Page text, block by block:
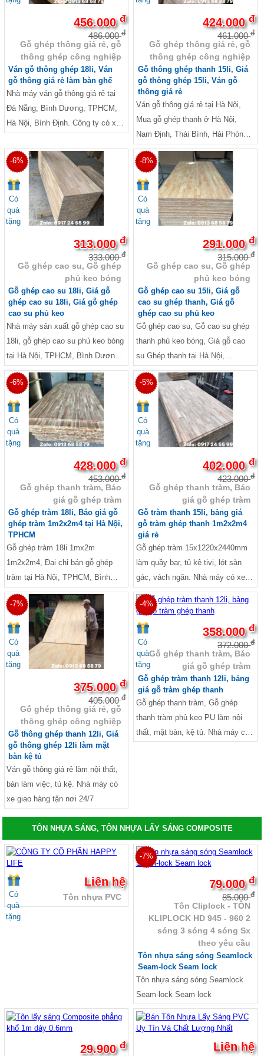
456.000đ
486.000đ
Gỗ ghép thông giá rẻ, gỗ
thông ghép công nghiệp
Ván gỗ thông ghép 18li, Ván
gỗ thông giá rẻ làm bàn ghế
Nhà máy ván gỗ thông giá rẻ tại
Đà Nẵng, Bình Dương, TPHCM,
Hà Nội, Bình Định. Công ty có xe
CSKH 24/7
424.000đ
461.000đ
Gỗ ghép thông giá rẻ, gỗ
thông ghép công nghiệp
Gỗ thông ghép thanh 15li, Giá
gỗ thông ghép 15li, Ván gỗ
thông giá rẻ
Ván gỗ thông giá rẻ tại Hà Nội,
Mua gỗ ghép thanh ở Hà Nội,
Nam Định, Thái Bình, Hải Phòng,
Quảng Ninh, TPHCM, Bình
Dương, Đà Nẵng,...
-6%
Có
quà
tặng
313.000đ
333.000đ
Gỗ ghép cao su, Gỗ ghép
phủ keo bóng
Gỗ ghép cao su 18li, Giá gỗ
ghép cao su 18li, Giá gỗ ghép
cao su phủ keo
Nhà máy sản xuất gỗ ghép cao su
18li, gỗ ghép cao su phủ keo bóng
tại Hà Nội, TPHCM, Bình Dương,
Đà Nẵng, Bình Định, Vũng Tàu,
Thanh Hóa, Thái Bình, Nam Định,
Hải Phòng, Quàng Ninh.
-8%
Có
quà
tặng
291.000đ
315.000đ
Gỗ ghép cao su, Gỗ ghép
phủ keo bóng
Gỗ ghép cao su 15li, Giá gỗ
cao su ghép thanh, Giá gỗ
ghép cao su phủ keo
Gỗ ghép cao su, Gỗ cao su ghép
thanh phủ keo bóng, Giá gỗ cao
su Ghép thanh tại Hà Nội,
TPHCM, Đà Nẵng, Hải Phòng,
Nam Định, Quảng Ninh. Nhà máy
có xe giao hàng tận nơi 24/7
-6%
Có
quà
tặng
428.000đ
453.000đ
Gỗ ghép thanh tràm, Báo
giá gỗ ghép tràm
Gỗ ghép tràm 18li, Báo giá gỗ
ghép tràm 1m2x2m4 tại Hà Nội,
TPHCM
Gỗ ghép tràm 18li 1mx2m
1m2x2m4, Đại chỉ bán gỗ ghép
tràm tại Hà Nội, TPHCM, Bình
Dương, Đà Nẵng.Nhà máy có xe
giao hàng tận nơi 24/7
-5%
Có
quà
tặng
402.000đ
423.000đ
Gỗ ghép thanh tràm, Báo
giá gỗ ghép tràm
Gỗ tràm thanh 15li, bảng giá
gỗ tràm ghép thanh 1m2x2m4
giá rẻ
Gỗ ghép tràm 15x1220x2440mm
làm quầy bar, tủ kệ tivi, lót sàn
gác, vách ngăn. Nhà máy có xe
giao hàng tận nơi 24/7
-7%
Có
quà
tặng
375.000đ
405.000đ
Gỗ ghép thông giá rẻ, gỗ
thông ghép công nghiệp
Gỗ thông ghép thanh 12li, Giá
gỗ thông ghép 12li làm mặt
bàn kệ tủ
Ván gỗ thông giá rẻ làm nội thất,
bàn làm việc, tủ kệ. Nhà máy có
xe giao hàng tận nơi 24/7
-4%
Có
quà
tặng
358.000đ
372.000đ
Gỗ ghép thanh tràm, Báo
giá gỗ ghép tràm
Gỗ ghép tràm thanh 12li, bảng
giá gỗ tràm ghép thanh
Gỗ ghép thanh tràm, Gỗ ghép
thanh tràm phủ keo PU làm nội
thất, mặt bàn, kệ tủ. Nhà máy có
TÔN NHỰA SÁNG, TÔN NHỰA LẤY SÁNG COMPOSITE
Có
quà
tặng
Liên hệ
Tôn nhựa PVC
-7%
79.000đ
85.000đ
Tôn Cliplock - TÔN
KLIPLOCK HD 945 - 960 2
sóng 3 sóng 4 sóng Sx
theo yêu cầu
Tôn nhựa sáng sóng Seamlock
Seam-lock Seam lock
Tôn nhựa sáng sóng Seamlock
Seam-lock Seam lock
29.900đ Liên hệ